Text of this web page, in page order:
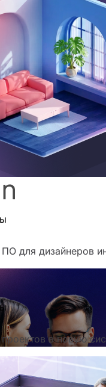
для дизайнеров
в новую